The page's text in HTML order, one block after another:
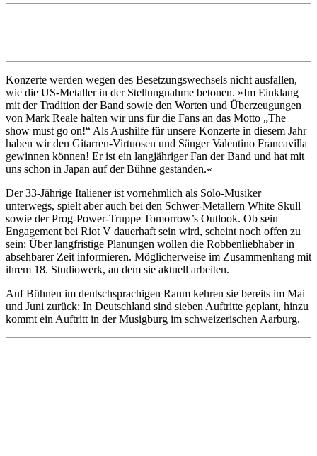
Konzerte werden wegen des Besetzungswechsels nicht ausfallen,
wie die US-Metaller in der Stellungnahme betonen. »Im Einklang
mit der Tradition der Band sowie den Worten und Überzeugungen
von Mark Reale halten wir uns für die Fans an das Motto „The
show must go on!“ Als Aushilfe für unsere Konzerte in diesem Jahr
haben wir den Gitarren-Virtuosen und Sänger Valentino Francavilla
gewinnen können! Er ist ein langjähriger Fan der Band und hat mit
uns schon in Japan auf der Bühne gestanden.«
Der 33-Jährige Italiener ist vornehmlich als Solo-Musiker
unterwegs, spielt aber auch bei den Schwer-Metallern White Skull
sowie der Prog-Power-Truppe Tomorrow’s Outlook. Ob sein
Engagement bei Riot V dauerhaft sein wird, scheint noch offen zu
sein: Über langfristige Planungen wollen die Robbenliebhaber in
absehbarer Zeit informieren. Möglicherweise im Zusammenhang mit
ihrem 18. Studiowerk, an dem sie aktuell arbeiten.
Auf Bühnen im deutschsprachigen Raum kehren sie bereits im Mai
und Juni zurück: In Deutschland sind sieben Auftritte geplant, hinzu
kommt ein Auftritt in der Musigburg im schweizerischen Aarburg.